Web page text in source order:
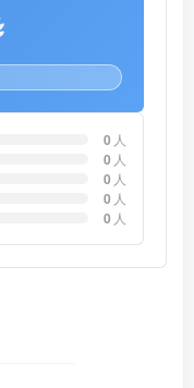
0 人
0 人
0 人
0 人
0 人